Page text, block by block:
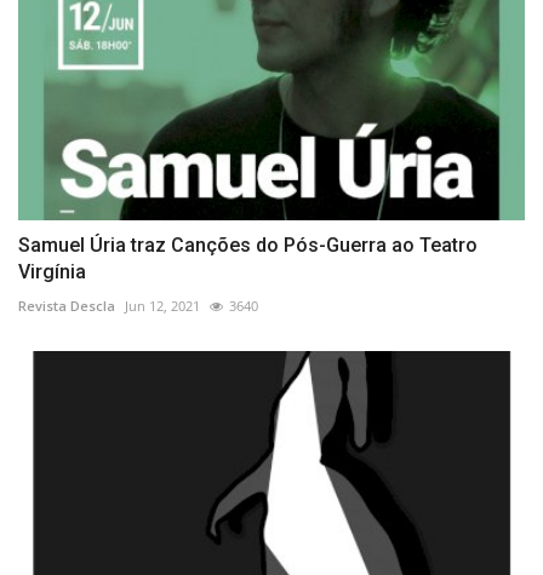
Samuel Úria traz Canções do Pós-Guerra ao Teatro
Virgínia
Revista Descla Jun 12, 2021 3640